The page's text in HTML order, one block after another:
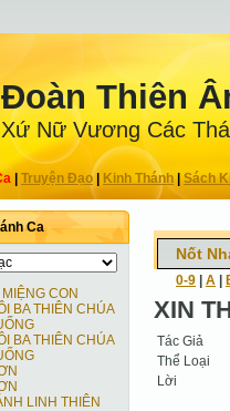
Thiên
Nữ Vương Các
Truyện Ðạo| Kinh Thánh Sách
Ca
CON
BA THIÊN CHÚA
BA THIÊN CHÚA
LINH THIÊN
Nốt
0-9 A
XIN
Tác Giả
Thể Loại
Lời